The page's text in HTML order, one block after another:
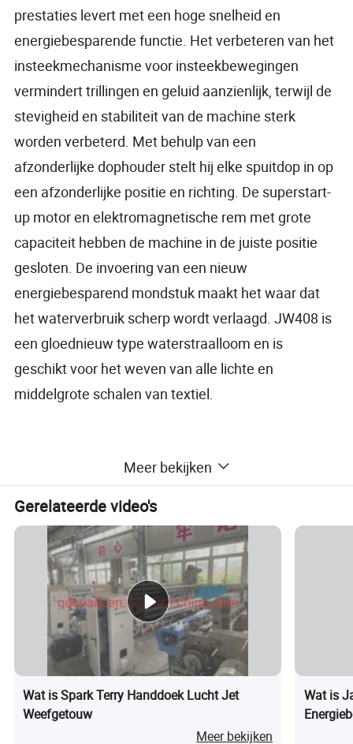
prestaties levert met een hoge snelheid en
energiebesparende functie. Het verbeteren van het
insteekmechanisme voor insteekbewegingen
vermindert trillingen en geluid aanzienlijk, terwijl de
stevigheid en stabiliteit van de machine sterk
worden verbeterd. Met behulp van een
afzonderlijke dophouder stelt hij elke spuitdop in op
een afzonderlijke positie en richting. De superstart-
up motor en elektromagnetische rem met grote
capaciteit hebben de machine in de juiste positie
gesloten. De invoering van een nieuw
energiebesparend mondstuk maakt het waar dat
het waterverbruik scherp wordt verlaagd. JW408 is
een gloednieuw type waterstraalloom en is
geschikt voor het weven van alle lichte en
middelgrote schalen van textiel.
Bedrijfsinformatie:
Qingdao Spark Textile Machinery&Textile Group
co.Ltd is een hoogwaardige grote onderneming,
een van de 500 grootste ondernemingen in de
machinebouw in China. Eén van de ' National
Scientific and Technological Innovation Spark
Meer bekijken
Gerelateerde video's
Wat is Spark Terry Handdoek Lucht Jet
Weefgetouw
Meer bekijken
Wat is